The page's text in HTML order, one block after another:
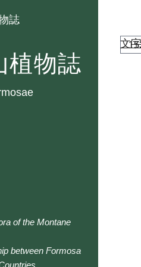
誌
植物誌
of the Montane
between Formosa
文